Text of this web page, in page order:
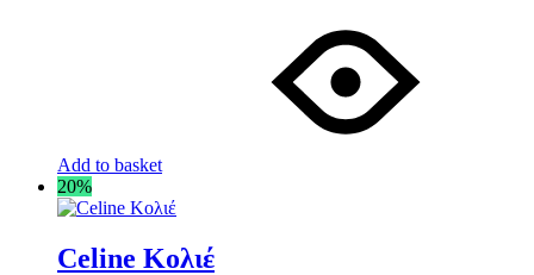
Add to basket
20%
Celine Κολιέ